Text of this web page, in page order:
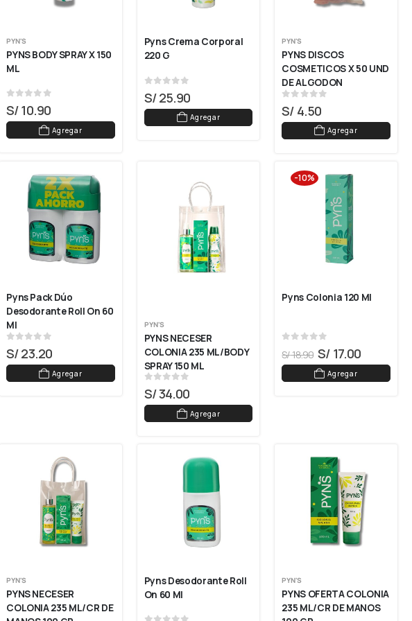
PYN'S
PYNS BODY SPRAY X 150
ML
S/10.90
Agregar
Pyns Crema Corporal
220 G
S/25.90
Agregar
PYN'S
PYNS DISCOS
COSMETICOS X 50 UND
DE ALGODON
S/ 4.50
Agregar
Pyns Pack Dúo
Desodorante Roll On 60
Ml
S/23.20
Agregar
PYN'S
PYNS NECESER
COLONIA 235 ML/BODY
SPRAY 150 ML
S/34.00
Agregar
-10%
Pyns Colonia 120 Ml
S/18.90 S/ 17.00
Agregar
PYN'S
PYNS NECESER
COLONIA 235 ML/CR DE
Pyns Desodorante Roll
On 60 Ml
PYN'S
PYNS OFERTA COLONIA
235 ML/CR DE MANOS